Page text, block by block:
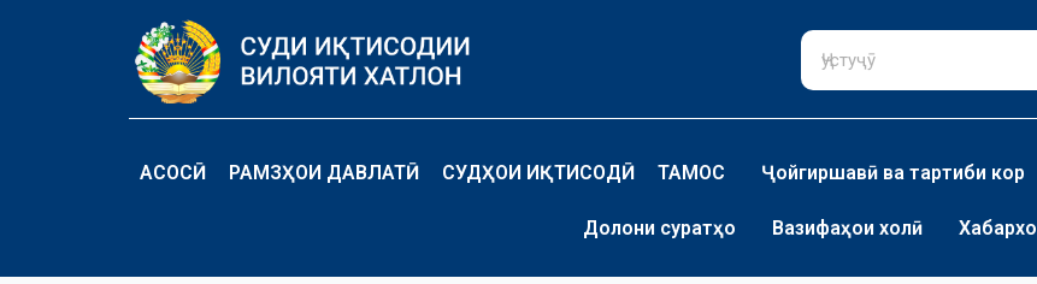
АСОСӢ РАМЗҲОИ ДАВЛАТӢ СУДҲОИ ИҚТИСОДӢ ТАМОС Ҷойгиршавӣ ва тартиби кор
Долони суратҳо Вазифаҳои холӣ Хабархо